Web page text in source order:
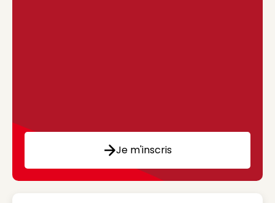
Je m'inscris